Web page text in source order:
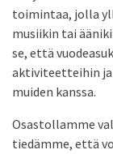
toimintaa, jolla
musiikin tai
se, että
aktiviteetteihin
muiden kanssa.
Osastollamme
tiedämme, että